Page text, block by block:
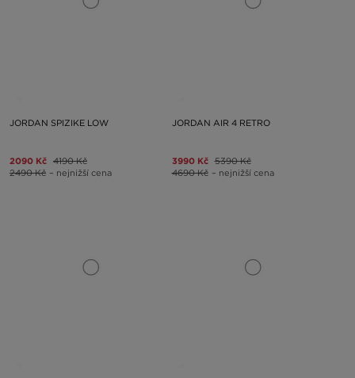
JORDAN SPIZIKE LOW
2090 Kč 4190 Kč
2490 Kč – nejnižší cena
JORDAN AIR 4 RETRO
3990 Kč 5390 Kč
4690 Kč – nejnižší cena